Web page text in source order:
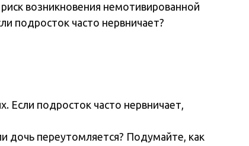
возникновения немотивированной
подросток часто нервничает?
Если подросток часто нервничает,
дочь переутомляется? Подумайте, как